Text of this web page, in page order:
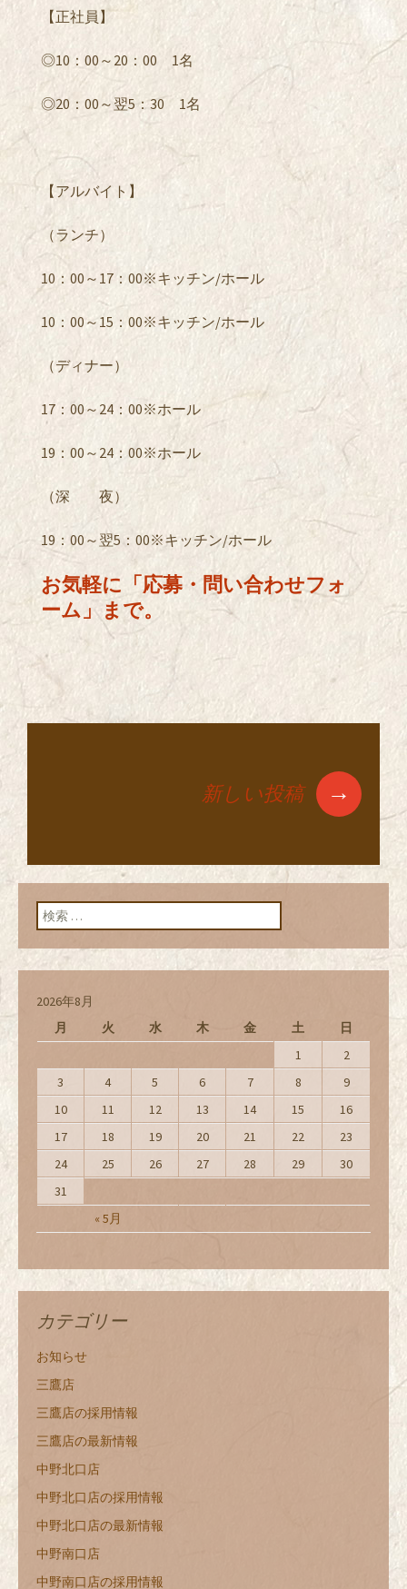
【正社員】
◎10：00～20：00 1名
◎20：00～翌5：30 1名
【アルバイト】
（ランチ）
10：00～17：00※キッチン/ホール
10：00～15：00※キッチン/ホール
（ディナー）
17：00～24：00※ホール
19：00～24：00※ホール
（深 夜）
19：00～翌5：00※キッチン/ホール
お気軽に「応募・問い合わせフォ
ーム」まで。
投稿ナビゲーショ
ン
新しい投稿 →
検索:
2026年8月
月
火 水 木 金 土 日
« 5月
1
2
3
4 5 6 7 8
9
10
11 12 13 14 15
16
17
18 19 20 21 22
23
24
25 26 27 28 29
30
31
カテゴリー
お知らせ
三鷹店
三鷹店の採用情報
三鷹店の最新情報
中野北口店
中野北口店の採用情報
中野北口店の最新情報
中野南口店
中野南口店の採用情報